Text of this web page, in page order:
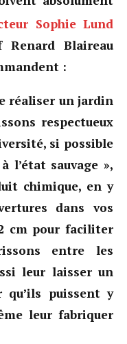
Sophie Lund
Blaireau
:
réaliser un jardin
respectueux
si possible
l’état sauvage »,
chimique, en y
dans vos
cm pour faciliter
entre les
leur laisser un
qu’ils puissent y
leur fabriquer